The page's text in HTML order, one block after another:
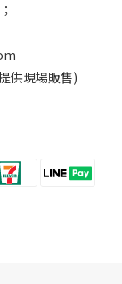
供現場販售)